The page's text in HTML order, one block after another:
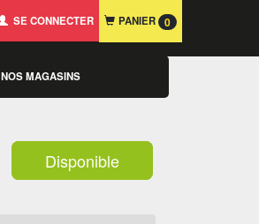
SE CONNECTER PANIER 0
NOS MAGASINS
Disponible